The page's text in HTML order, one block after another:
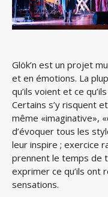
Glök’n est un projet
et en émotions. La
qu’ils voient et ce
Certains s’y risquent
même «imaginative»,
d’évoquer tous les
leur inspire ; exercice
prennent le temps de
exprimer ce qu’ils ont
sensations.